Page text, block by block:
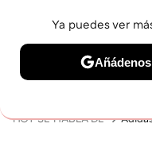
BELLEZA SHOPPING
HOY SE HABLA DE
Ya puedes ver